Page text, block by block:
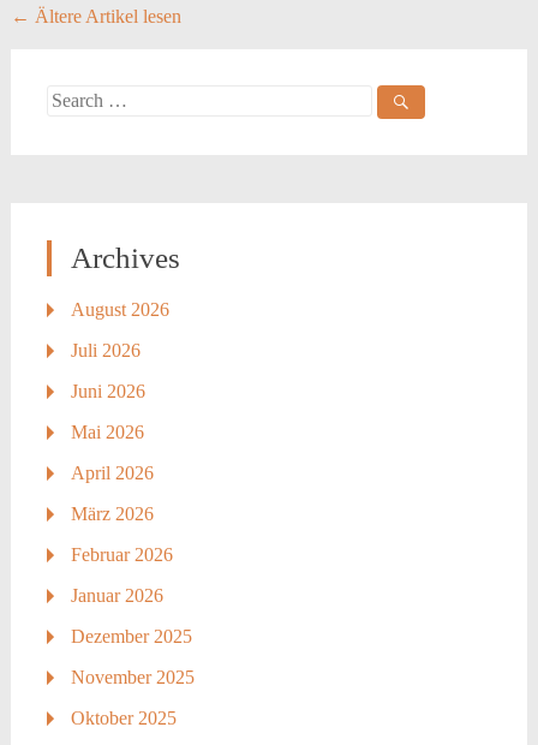
Posts
← Ältere Artikel lesen
Search
Archives
August 2026
Juli 2026
Juni 2026
Mai 2026
April 2026
März 2026
Februar 2026
Januar 2026
Dezember 2025
November 2025
Oktober 2025